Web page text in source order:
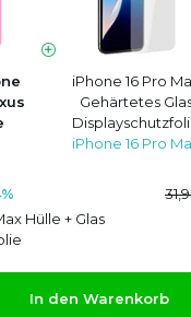
iPhone 16 Pro
Gehärtetes
iPhone 16 Pro
Hülle + Glas
In den Warenkorb